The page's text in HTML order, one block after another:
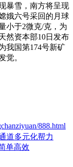
暴雪，南方将呈现
娥六号采回的月球
小于2微克/克，为
然资本部10日发布
我国第174号新矿
觉。
888.html
道多元化帮力
单高效